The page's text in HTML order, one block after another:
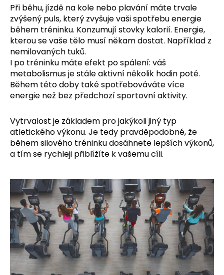
Při běhu, jízdě na kole nebo plavání máte trvale
zvýšený puls, který zvyšuje vaši spotřebu energie
během tréninku. Konzumují stovky kalorií. Energie,
kterou se vaše tělo musí někam dostat. Například z
nemilovaných tuků.
I po tréninku máte efekt po spálení: váš
metabolismus je stále aktivní několik hodin poté.
Během této doby také spotřebováváte více
energie než bez předchozí sportovní aktivity.
Vytrvalost je základem pro jakýkoli jiný typ
atletického výkonu. Je tedy pravděpodobné, že
během silového tréninku dosáhnete lepších výkonů,
a tím se rychleji přiblížíte k vašemu cíli.